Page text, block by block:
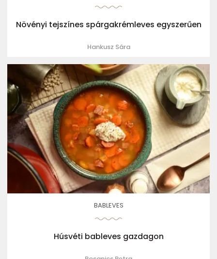
Növényi tejszínes spárgakrémleves egyszerűen
Hankusz Sára
BABLEVES
Húsvéti bableves gazdagon